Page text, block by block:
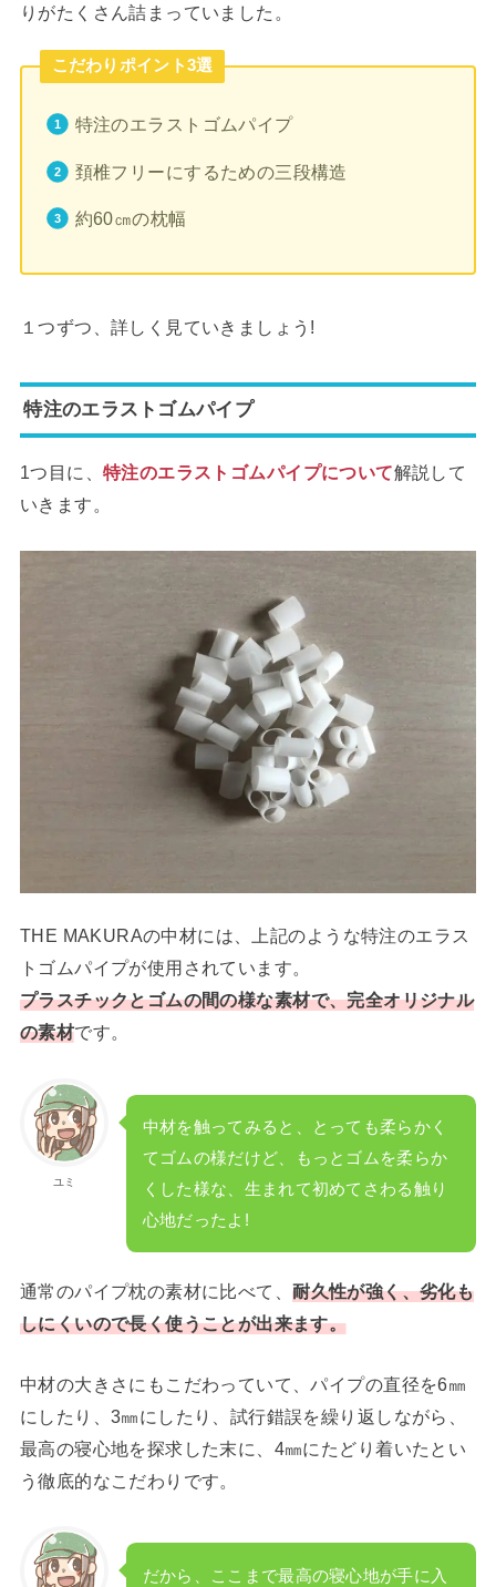
りがたくさん詰まっていました。
こだわりポイント3選
特注のエラストゴムパイプ
頚椎フリーにするための三段構造
約60㎝の枕幅
１つずつ、詳しく見ていきましょう!
特注のエラストゴムパイプ
1つ目に、 特注のエラストゴムパイプについて解説して
いきます。
THE MAKURAの中材には、上記のような特注のエラス
トゴムパイプが使用されています。
プラスチックとゴムの間の様な素材で、完全オリジナル
の素材です。
ユミ
中材を触ってみると、とっても柔らかく
てゴムの様だけど、もっとゴムを柔らか
くした様な、生まれて初めてさわる触り
心地だったよ!
通常のパイプ枕の素材に比べて、耐久性が強く、劣化も
しにくいので長く使うことが出来ます。
中材の大きさにもこだわっていて、パイプの直径を6㎜
にしたり、3㎜にしたり、試行錯誤を繰り返しながら、
最高の寝心地を探求した末に、4㎜にたどり着いたとい
う徹底的なこだわりです。
だから、ここまで最高の寝心地が手に入